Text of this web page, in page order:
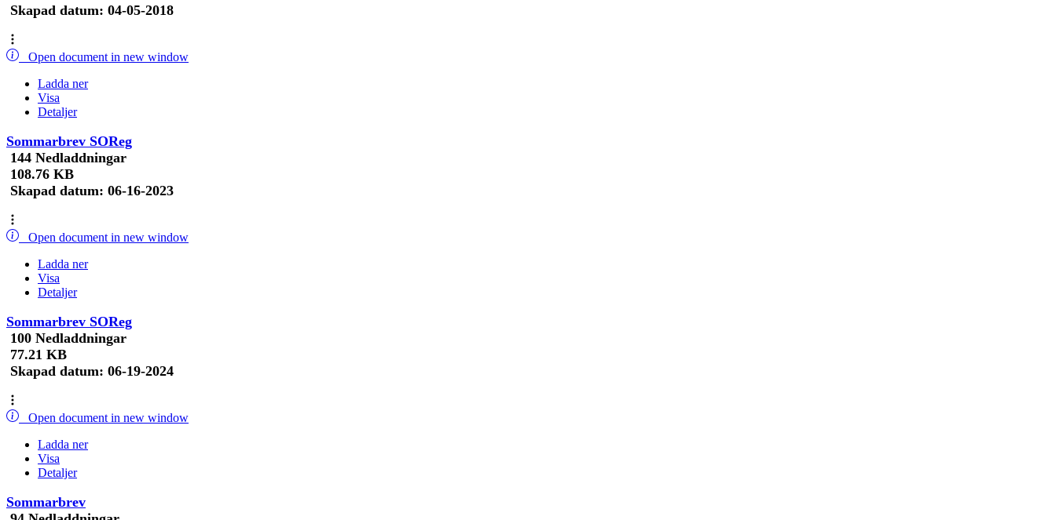
Skapad datum: 04-05-2018
Open document in new window
Ladda ner
Visa
Detaljer
Sommarbrev SOReg
144 Nedladdningar
108.76 KB
Skapad datum: 06-16-2023
Open document in new window
Ladda ner
Visa
Detaljer
Sommarbrev SOReg
100 Nedladdningar
77.21 KB
Skapad datum: 06-19-2024
Open document in new window
Ladda ner
Visa
Detaljer
Sommarbrev